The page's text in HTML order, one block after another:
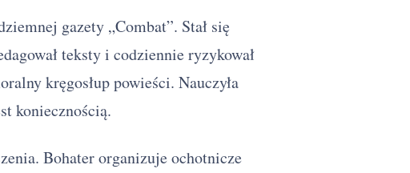
gazety „Combat”. Stał się
teksty i codziennie ryzykował
kręgosłup powieści. Nauczyła
koniecznością.
Bohater organizuje ochotnicze